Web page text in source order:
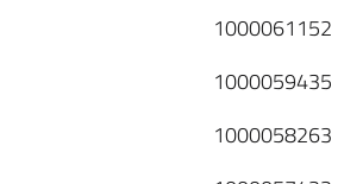
1000061152
1000059435
1000058263